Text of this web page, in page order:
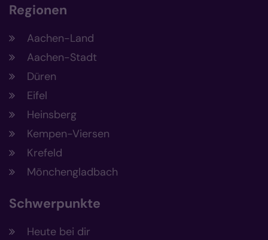
Regionen
Aachen-Land
Aachen-Stadt
Düren
Eifel
Heinsberg
Kempen-Viersen
Krefeld
Mönchengladbach
Schwerpunkte
Heute bei dir